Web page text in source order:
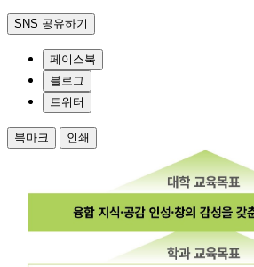
SNS 공유하기
페이스북
블로그
트위터
북마크 인쇄